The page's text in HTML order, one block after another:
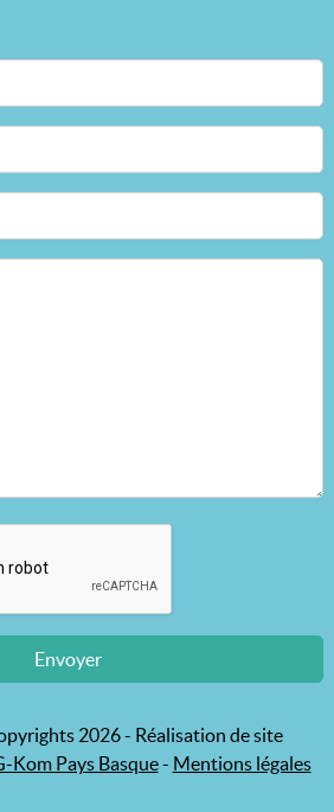
2026 - Réalisation de site
Kom Pays Basque- Mentions légales